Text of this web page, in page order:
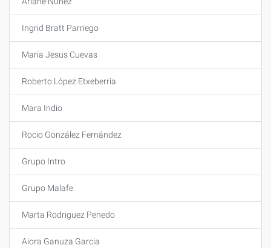
Ingrid Bratt Parriego
Maria Jesus Cuevas
Roberto López Etxeberria
Mara Indio
Rocio González Fernández
Grupo Intro
Grupo Malafe
Marta Rodriguez Penedo
Aiora Ganuza Garcia